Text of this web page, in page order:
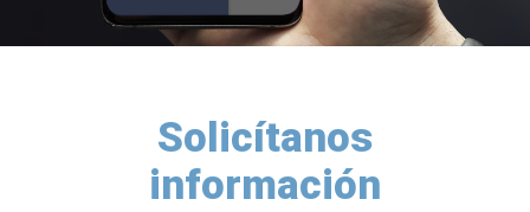
Solicítanos
información